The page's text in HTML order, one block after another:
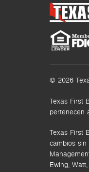
© 2026
Texas First
pertenecen
Texas First
cambios
Ewing,